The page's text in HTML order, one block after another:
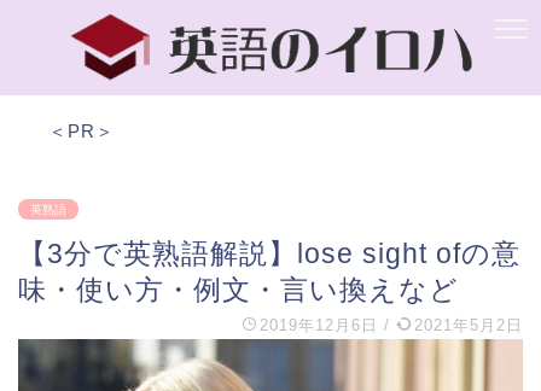
＜PR＞
英熟語
【3分で英熟語解説】lose sight ofの意
味・使い方・例文・言い換えなど
2019年12月6日 / 2021年5月2日